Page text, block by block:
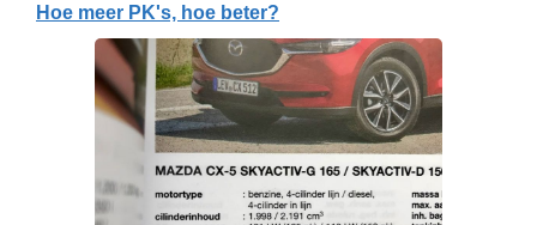
Hoe meer PK's, hoe beter?